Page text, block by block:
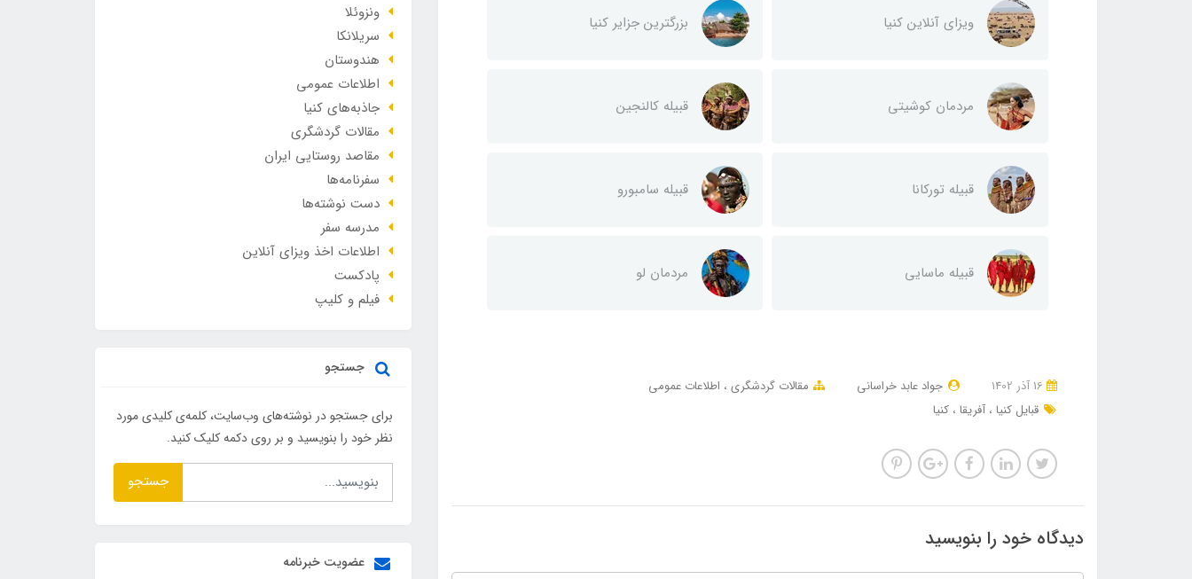
ویزای آنلاین کنیا بزرگترین جزایر کنیا
مردمان کوشیتی قبیله کالنجین
قبیله تورکانا قبیله سامبورو
قبیله ماسایی مردمان لو
جواد عابد خراسانی مقالات گردشگری
اطلاعات عمومی
قبایل کنیا آفریقا کنیا
دیدگاه خود را بنویسید
ونزوئلا
سریلانکا
هندوستان
اطلاعات عمومی
جاذبه‌های کنیا
مقالات گردشگری
مقاصد روستایی ایران
سفرنامه‌ها
دست نوشته‌ها
مدرسه سفر
اطلاعات اخذ ویزای آنلاین
پادکست
فیلم و کلیپ
جستجو
برای جستجو در نوشته‌های وب‌سایت، کلمه‌ی کلیدی مورد
نظر خود را بنویسید و بر روی دکمه کلیک کنید.
جستجو
عضویت خبرنامه